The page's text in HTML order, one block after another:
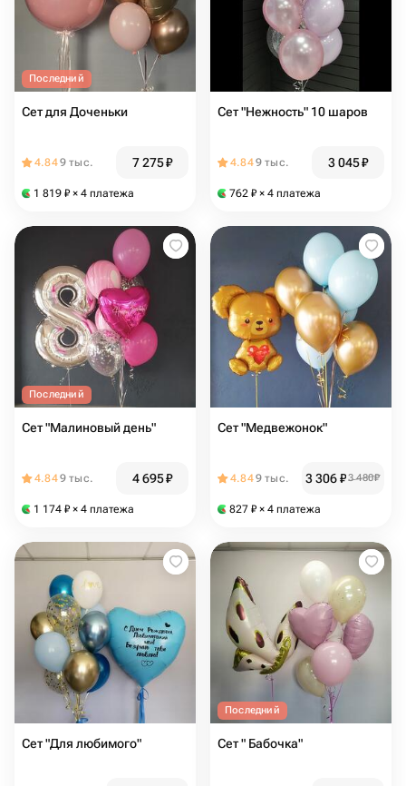
Последний
Сет для Доченьки
4.849 тыс. 7 275₽
1 819 ₽ × 4 платежа
Сет "Нежность" 10 шаров
4.849 тыс. 3 045₽
762 ₽ × 4 платежа
Последний
Сет "Малиновый день"
4.849 тыс. 4 695₽
1 174 ₽ × 4 платежа
Сет "Медвежонок"
4.849 тыс. 3 306₽3 480₽
827 ₽ × 4 платежа
Сет "Для любимого"
Последний
Сет " Бабочка"